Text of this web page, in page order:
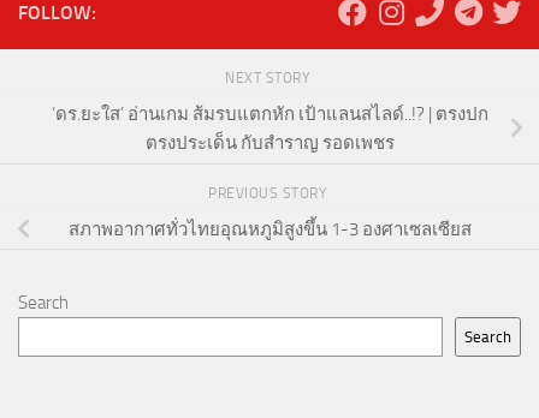
FOLLOW:
NEXT STORY
‘ดร.ยะใส’ อ่านเกม ส้มรบแตกหัก เป้าแลนสไลด์..!? | ตรงปก
ตรงประเด็น กับสำราญ รอดเพชร
PREVIOUS STORY
สภาพอากาศทั่วไทยอุณหภูมิสูงขึ้น 1-3 องศาเซลเซียส
Search
Search